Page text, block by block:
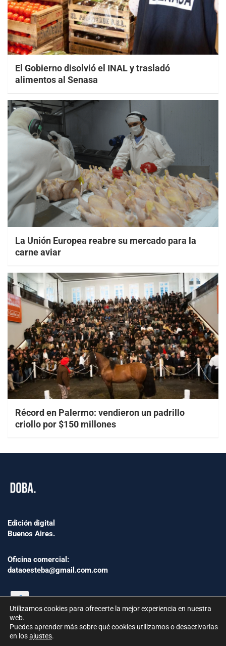
El Gobierno disolvió el INAL y trasladó
alimentos al Senasa
La Unión Europea reabre su mercado para la
carne aviar
Récord en Palermo: vendieron un padrillo
criollo por $150 millones
Edición digital
Buenos Aires.
Oficina comercial:
dataoesteba@gmail.com.com
Utilizamos cookies para ofrecerte la mejor experiencia en nuestra
web.
Puedes aprender más sobre qué cookies utilizamos o desactivarlas
en losajustes.